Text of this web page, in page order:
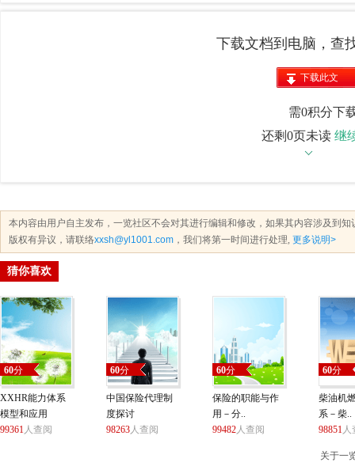
下载文档到电脑，查
下载此文
需0积分下
还剩0页未读 继
本内容由用户自主发布，一览社区不会对其进行编辑和修改，如果其内容涉及到
版权有异议，请联络xxsh@yl1001.com ，我们将第一时间进行处理, 更多说明>
猜你喜欢
60分
XXHR能力体系
模型和应用
99361人查阅
60分
中国保险代理制
度探讨
98263人查阅
60分
保险的职能与作
用－分..
99482人查阅
60分
柴油机
系－柴..
98851人
关于一